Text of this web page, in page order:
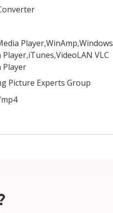
Player,WinAmp,Windows
Player,iTunes,VideoLAN VLC
Player
Picture Experts Group